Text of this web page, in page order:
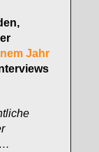
Jahr
…